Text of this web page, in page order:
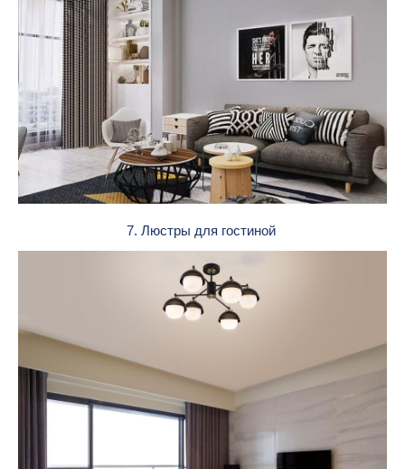
7. Люстры для гостиной